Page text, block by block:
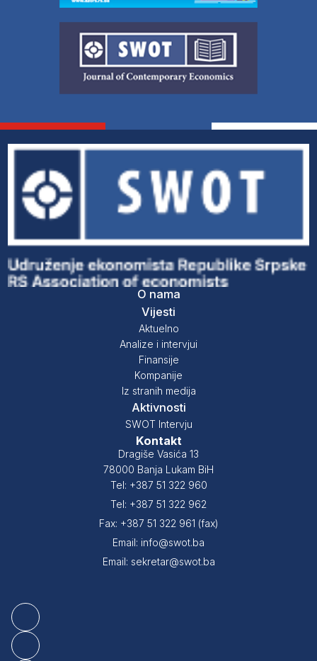
O nama
Vijesti
Aktuelno
Analize i intervjui
Finansije
Kompanije
Iz stranih medija
Aktivnosti
SWOT Intervju
Kontakt
Dragiše Vasića 13
78000 Banja Lukam BiH
Tel: +387 51 322 960
Tel: +387 51 322 962
Fax: +387 51 322 961 (fax)
Email: info@swot.ba
Email: sekretar@swot.ba